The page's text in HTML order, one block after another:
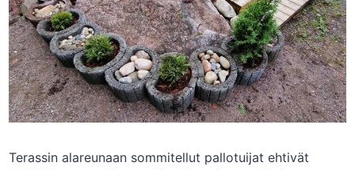
Terassin alareunaan sommitellut pallotuijat ehtivät